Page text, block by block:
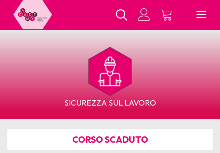
Chi Siamo
Tutti i Corsi
In Presenza
SICUREZZA SUL LAVORO
CORSO SCADUTO